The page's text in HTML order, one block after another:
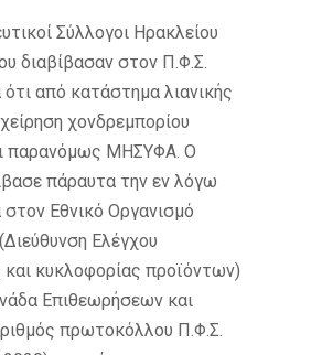
Σύλλογοι Ηρακλείου
διαβίβασαν στον Π.Φ.Σ.
ότι από κατάστημα λιανικής
χονδρεμπορίου
παρανόμως ΜΗΣΥΦΑ. Ο
πάραυτα την εν λόγω
στον Εθνικό Οργανισμό
Ελέγχου
κυκλοφορίας προϊόντων)
Επιθεωρήσεων και
πρωτοκόλλου Π.Φ.Σ.